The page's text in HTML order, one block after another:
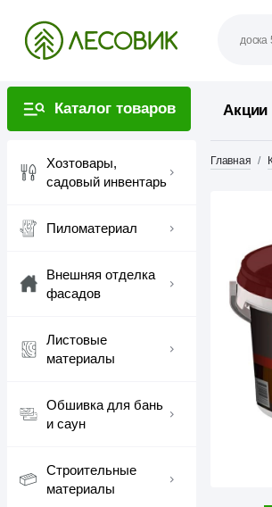
Каталог товаров
Хозтовары,
садовый инвентарь
Пиломатериал
Внешняя отделка
фасадов
Листовые
материалы
Обшивка для бань
и саун
Строительные
материалы
Акции
Главная